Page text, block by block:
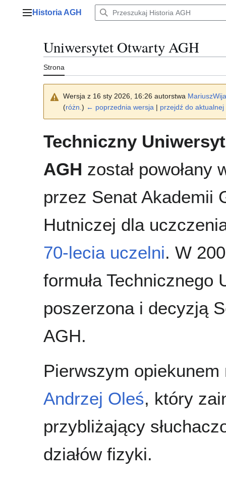
Menu główne
Historia AGH
Uniwersytet Otwarty AGH
Strona
Wersja z 16 sty 2026, 16:26 autorstwa
(różn. ) ← poprzednia wersja | przejdź do aktualnej
Techniczny
AGH został powołany
przez Senat Akademii
Hutniczej dla
70-lecia uczelni. W
formuła Technicznego
poszerzona i decyzją
AGH.
Pierwszym opiekunem
Andrzej Oleś, który
przybliżający
działów fizyki.